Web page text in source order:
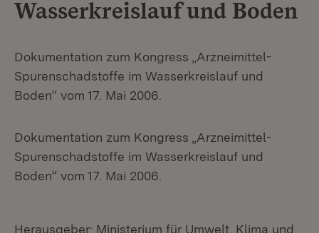
Wasserkreislauf und Boden
Dokumentation zum Kongress „Arzneimittel-
Spurenschadstoffe im Wasserkreislauf und
Boden“ vom 17. Mai 2006.
Dokumentation zum Kongress „Arzneimittel-
Spurenschadstoffe im Wasserkreislauf und
Boden“ vom 17. Mai 2006.
Herausgeber: Ministerium für Umwelt, Klima und